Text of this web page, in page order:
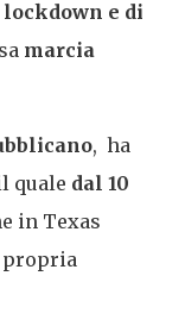
lockdown e di
marcia
, ha
quale dal 10
in Texas
propria